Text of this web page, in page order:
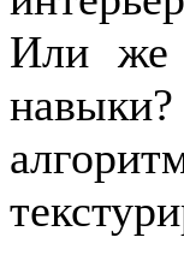
Или же